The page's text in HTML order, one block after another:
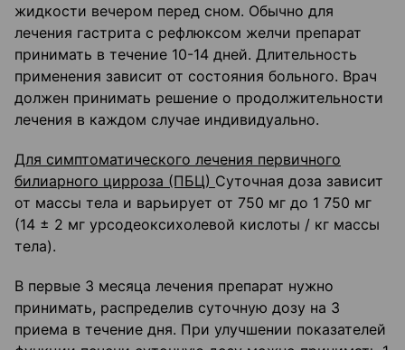
жидкости вечером перед сном. Обычно для
лечения гастрита с рефлюксом желчи препарат
принимать в течение 10-14 дней. Длительность
применения зависит от состояния больного. Врач
должен принимать решение о продолжительности
лечения в каждом случае индивидуально.
Для симптоматического лечения первичного
билиарного цирроза (ПБЦ) Суточная доза зависит
от массы тела и варьирует от 750 мг до 1 750 мг
(14 ± 2 мг урсодеоксихолевой кислоты / кг массы
тела).
В первые 3 месяца лечения препарат нужно
принимать, распределив суточную дозу на 3
приема в течение дня. При улучшении показателей